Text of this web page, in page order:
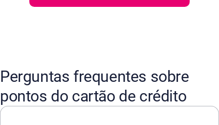
Perguntas frequentes sobre
pontos do cartão de crédito